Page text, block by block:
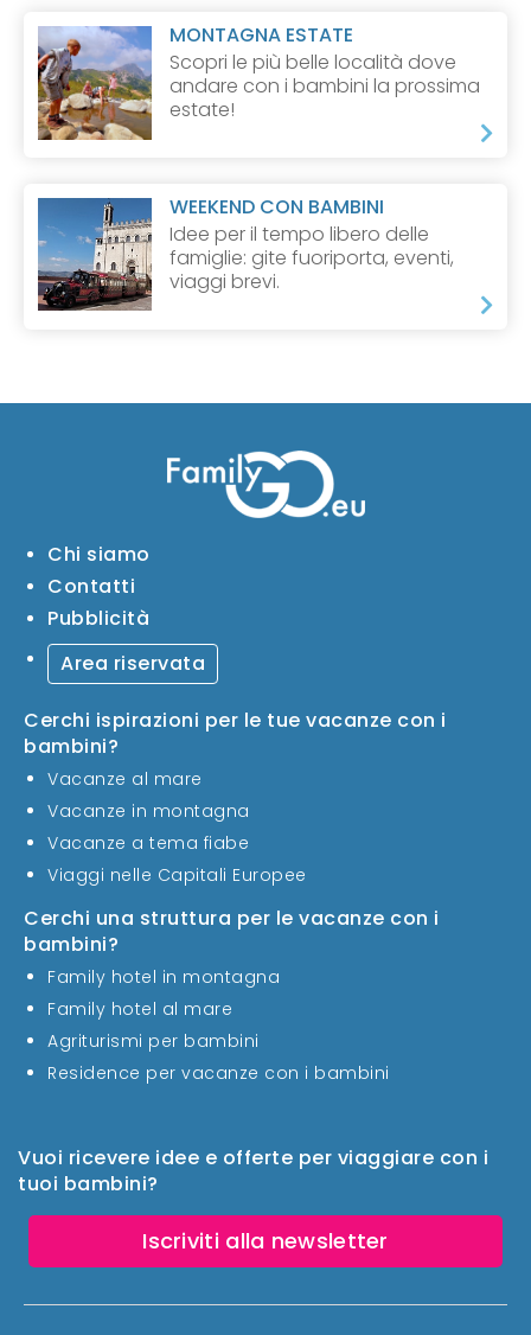
MONTAGNA ESTATE
Scopri le più belle località dove
andare con i bambini la prossima
estate!
WEEKEND CON BAMBINI
Idee per il tempo libero delle
famiglie: gite fuoriporta, eventi,
viaggi brevi.
Vuoi ricevere idee e offerte per viaggiare con i
tuoi bambini?
Iscriviti alla newsletter
Chi siamo
Contatti
Pubblicità
Area riservata
Cerchi ispirazioni per le tue vacanze con i
bambini?
Vacanze al mare
Vacanze in montagna
Vacanze a tema fiabe
Viaggi nelle Capitali Europee
Cerchi una struttura per le vacanze con i
bambini?
Family hotel in montagna
Family hotel al mare
Agriturismi per bambini
Residence per vacanze con i bambini